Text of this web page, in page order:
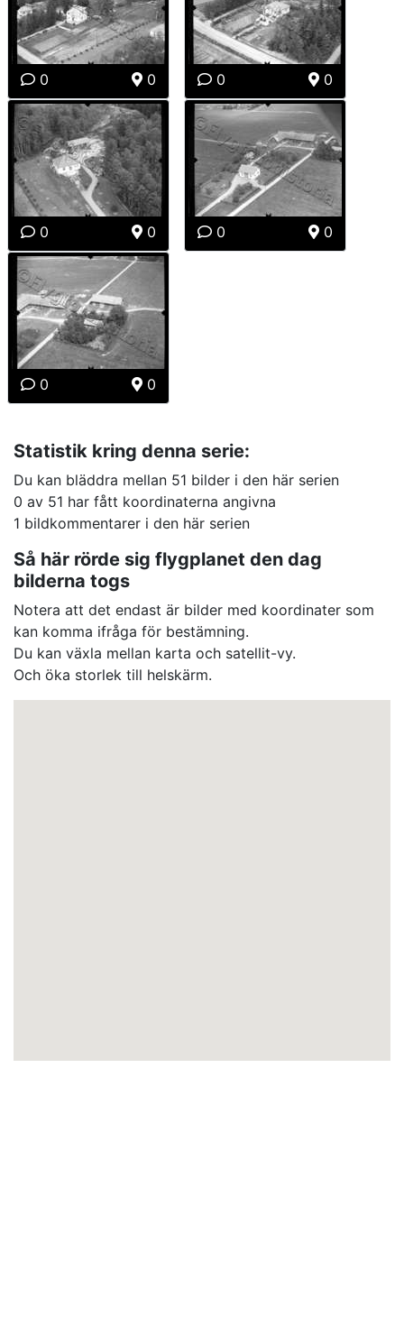
0 0 0 0
0 0 0 0
0 0
Statistik kring denna serie:
Du kan bläddra mellan 51 bilder i den här serien
0 av 51 har fått koordinaterna angivna
1 bildkommentarer i den här serien
Så här rörde sig flygplanet den dag
bilderna togs
Notera att det endast är bilder med koordinater som
kan komma ifråga för bestämning.
Du kan växla mellan karta och satellit-vy.
Och öka storlek till helskärm.